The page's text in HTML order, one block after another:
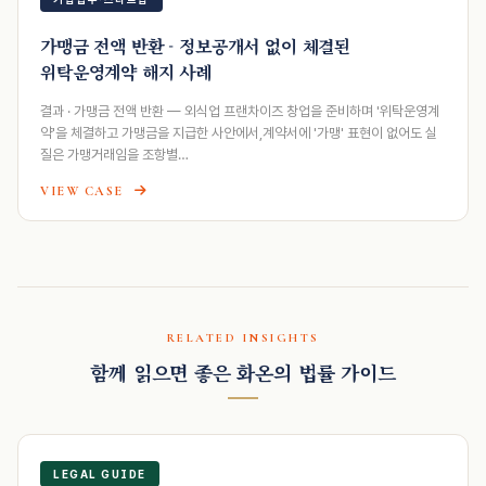
가맹금 전액 반환 - 정보공개서 없이 체결된
위탁운영계약 해지 사례
결과 · 가맹금 전액 반환 — 외식업 프랜차이즈 창업을 준비하며 '위탁운영계
약'을 체결하고 가맹금을 지급한 사안에서,계약서에 '가맹' 표현이 없어도 실
질은 가맹거래임을 조항별…
VIEW CASE
RELATED INSIGHTS
함께 읽으면 좋은 화온의 법률 가이드
LEGAL GUIDE